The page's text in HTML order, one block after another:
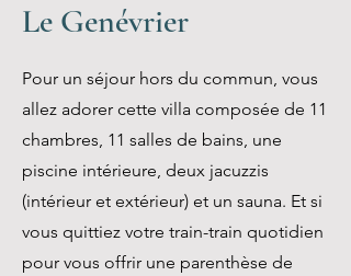
Le Genévrier
Pour un séjour hors du commun, vous
allez adorer cette villa composée de 11
chambres, 11 salles de bains, une
piscine intérieure, deux jacuzzis
(intérieur et extérieur) et un sauna. Et si
vous quittiez votre train-train quotidien
pour vous offrir une parenthèse de